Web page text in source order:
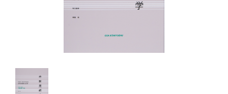
出演者